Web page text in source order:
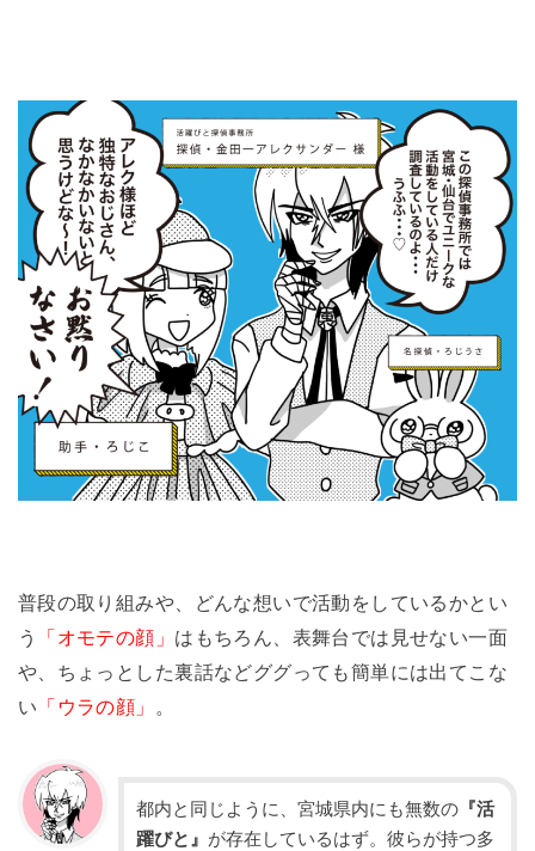
普段の取り組みや、どんな想いで活動をしているかとい
う
「オモテの顔」 はもちろん、表舞台では見せない一面
や、ちょっとした裏話などググっても簡単には出てこな
い 「ウラの顔」 。
都内と同じように、宮城県内にも無数の『活
躍びと』 が存在しているはず。彼らが持つ多